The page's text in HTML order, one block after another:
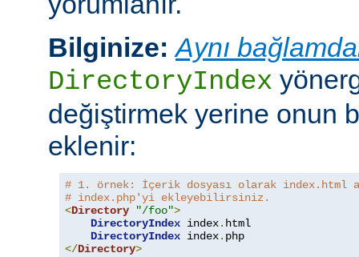
Bilginize: Aynı
DirectoryIndex
değiştirmek yerine onun
eklenir:
# 1. örnek: İçerik dosyası olarak index.html
# index.php'yi ekleyebilirsiniz.
<Directory "/foo">
DirectoryIndex index. html
DirectoryIndex index.
</Directory>